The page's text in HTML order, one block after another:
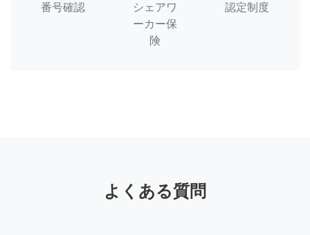
番号確認
シェアワ
ーカー保
険
認定制度
よくある質問